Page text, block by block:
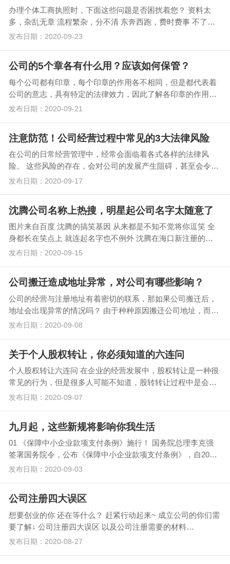
办理个体工商执照时，下面这些问题是否困扰着您？ 资料太
多，杂乱无章 流程繁杂，分不清 东奔西跑，费时费事 不了解
流程，延误创业 …
发布日期：2020-09-23
公司的5个章各有什么用？应该如何保管？
每个公司都有印章，每个印章的作用各不相同，但是都代表着
公司的意志，具有特定的法律效力，因此了解各印章的作用并
加强印章保护工作非常重要。下面，我们就主要来看一下…
发布日期：2020-09-21
注意防范！公司经营过程中常见的3大法律风险
在公司的日常经营管理中，经常会面临着各式各样的法律风
险。 这些风险的存在，会对公司的发展产生阻碍，甚至会令公
司的经营难以为继。 其…
发布日期：2020-09-17
沈腾公司名称上热搜，明星起公司名字太随意了
图片来自百度 沈腾的搞笑基因 从来都是不知不觉将你逗笑 全
身都长在笑点上 就连起名字也不例外 沈腾在海口新注册的…
发布日期：2020-09-15
公司搬迁造成地址异常，对公司有哪些影响？
公司的经营与注册地址有着密切的联系，那如果公司搬迁后，
地址会出现异常的情况吗？ 由于种种原因搬迁公司地址，而又
没办法变更公司注册地址，就会导致工商局发信…
发布日期：2020-09-08
关于个人股权转让，你必须知道的六连问
个人股权转让六连问 在企业的经营发展中，股权转让是一种很
常见的行为，但是很多人可能不知道，股转转让过程中是会涉
及到个人所得税的。今天给大…
发布日期：2020-09-07
九月起，这些新规将影响你我生活
01 《保障中小企业款项支付条例》施行！ 国务院总理李克强
签署国务院令，公布《保障中小企业款项支付条例》，自2020
年9月1日起施…
发布日期：2020-09-03
公司注册四大误区
想要创业的你 还在等什么？ 赶紧行动起来~ 成立公司的你们需
要了解↓ 公司注册四大误区 以及公司注册需要的材料…
发布日期：2020-08-27